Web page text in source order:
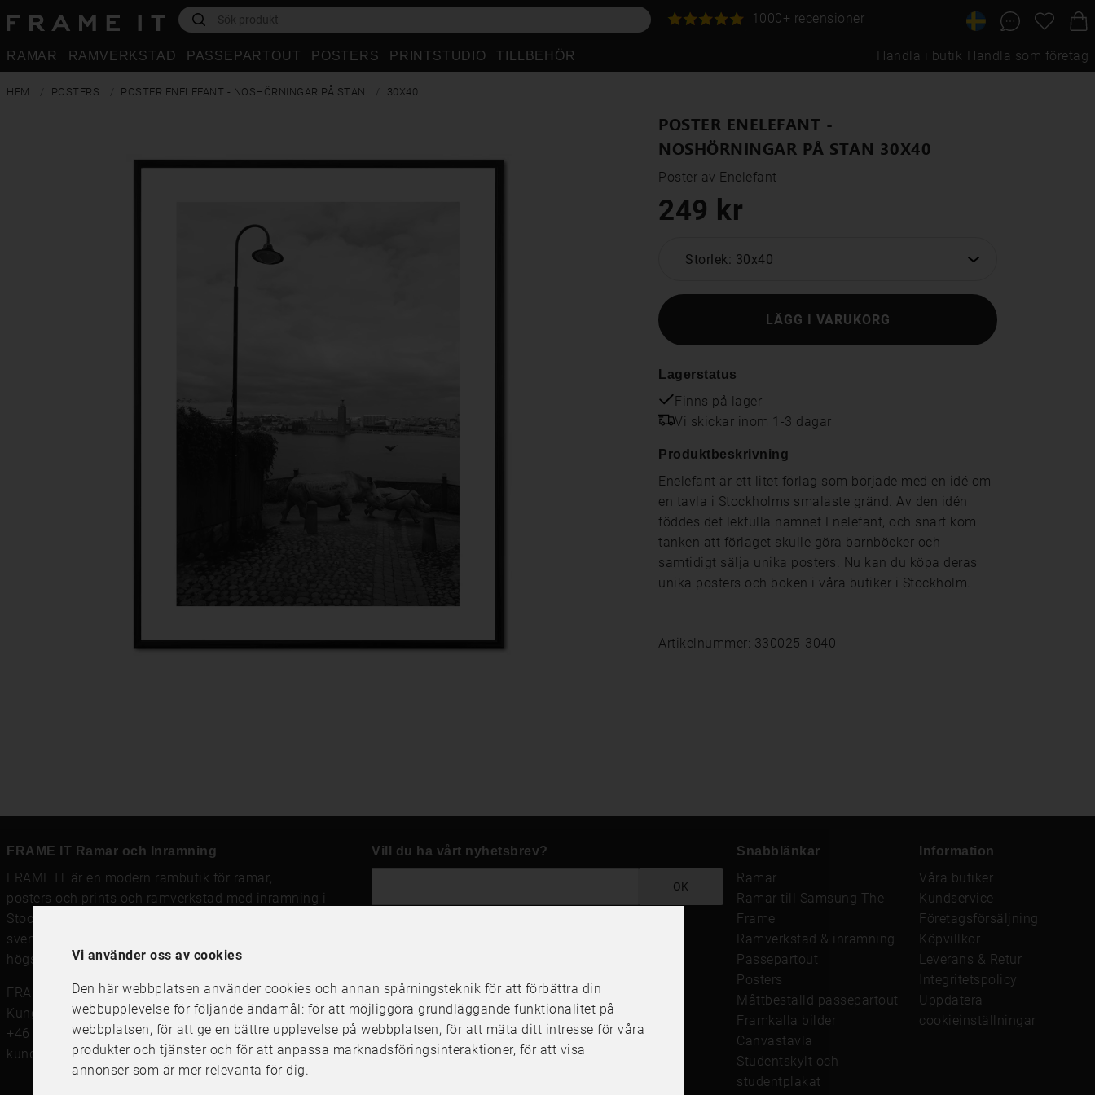
Vi använder oss av cookies
Den här webbplatsen använder cookies och annan spårningsteknik för att förbättra din
webbupplevelse för följande ändamål: för att möjliggöra grundläggande funktionalitet på
webbplatsen, för att ge en bättre upplevelse på webbplatsen, för att mäta ditt intresse för våra
produkter och tjänster och för att anpassa marknadsföringsinteraktioner, för att visa
annonser som är mer relevanta för dig.
1000+ recensioner
RAMAR RAMVERKSTAD PASSEPARTOUT POSTERS PRINTSTUDIO TILLBEHÖR Handla i butik Handla som företag
HEM POSTERS POSTER ENELEFANT - NOSHÖRNINGAR PÅ STAN 30X40
POSTER ENELEFANT -
NOSHÖRNINGAR PÅ STAN 30X40
Poster av Enelefant
249 kr
Storlek: 30x40
LÄGG I VARUKORG
Lagerstatus
Finns på lager
Vi skickar inom 1-3 dagar
Produktbeskrivning
Enelefant är ett litet förlag som började med en idé om
en tavla i Stockholms smalaste gränd. Av den idén
föddes det lekfulla namnet Enelefant, och snart kom
tanken att förlaget skulle göra barnböcker och
samtidigt sälja unika posters. Nu kan du köpa deras
unika posters och boken i våra butiker i Stockholm.
Artikelnummer: 330025-3040
FRAME IT Ramar och Inramning
FRAME IT är en modern rambutik för ramar,
posters och prints och ramverkstad med inramning i
Stockholm, Göteborg och Uppsala. Vi säljer
svensktillverkade tavelramar,
högsta kvalitet.
FRAME IT Ramar och Inramning
Kungsgatan 41, 111 56 Stockholm
+46 (0)8 142122
kundservice@frameit.se
Vill du ha vårt nyhetsbrev?
OK
Snabblänkar
Ramar
Ramar till Samsung The
Frame
Ramverkstad & inramning
Passepartout
Posters
Måttbeställd passepartout
Framkalla bilder
Canvastavla
Studentskylt och
studentplakat
Information
Våra butiker
Kundservice
Företagsförsäljning
Köpvillkor
Leverans & Retur
Integritetspolicy
Uppdatera
cookieinställningar